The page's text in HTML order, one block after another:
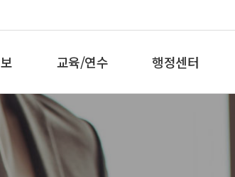
정보
정보
일정
교육/연수
장기 지도자과정
체스 지도자과정
바둑 지도자과정
행정센터